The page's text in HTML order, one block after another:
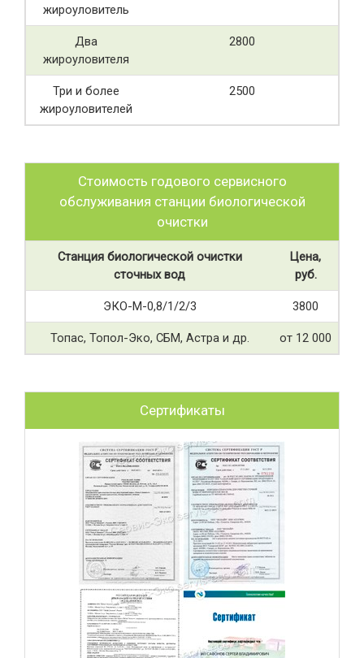
жироуловитель
Два
жироуловителя
2800
Три и более
жироуловителей
2500
Стоимость годового сервисного
обслуживания станции биологической
очистки
Станция биологической очистки
сточных вод
Цена,
руб.
ЭКО-М-0,8/1/2/3 3800
Топас, Топол-Эко, СБМ, Астра и др. от 12 000
Сертификаты